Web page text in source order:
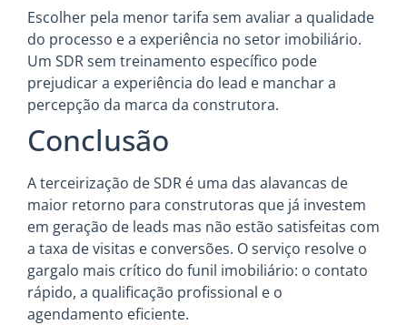
Escolher pela menor tarifa sem avaliar a qualidade
do processo e a experiência no setor imobiliário.
Um SDR sem treinamento específico pode
prejudicar a experiência do lead e manchar a
percepção da marca da construtora.
Conclusão
A terceirização de SDR é uma das alavancas de
maior retorno para construtoras que já investem
em geração de leads mas não estão satisfeitas com
a taxa de visitas e conversões. O serviço resolve o
gargalo mais crítico do funil imobiliário: o contato
rápido, a qualificação profissional e o
agendamento eficiente.